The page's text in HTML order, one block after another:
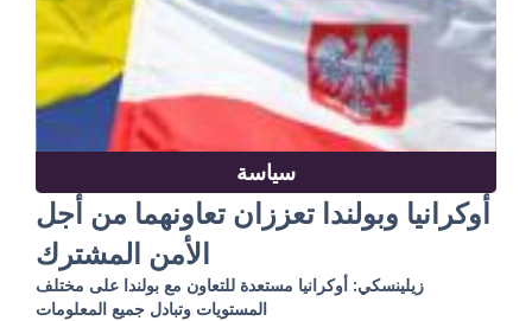
سياسة
أوكرانيا وبولندا تعززان تعاونهما من أجل
الأمن المشترك
زيلينسكي: أوكرانيا مستعدة للتعاون مع بولندا على مختلف
المستويات وتبادل جميع المعلومات